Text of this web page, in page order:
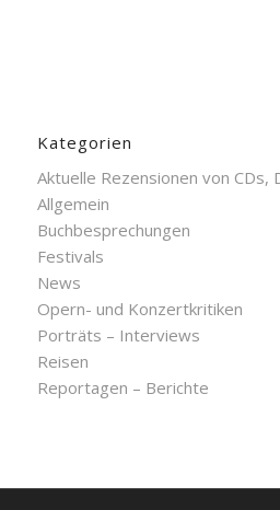
Kategorien
Aktuelle Rezensionen von CDs,
Allgemein
Buchbesprechungen
Festivals
News
Opern- und Konzertkritiken
Porträts – Interviews
Reisen
Reportagen – Berichte